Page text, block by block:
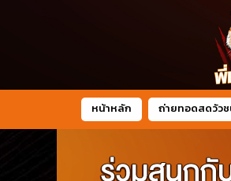
หน้าหลัก ถ่ายทอดสดวัว